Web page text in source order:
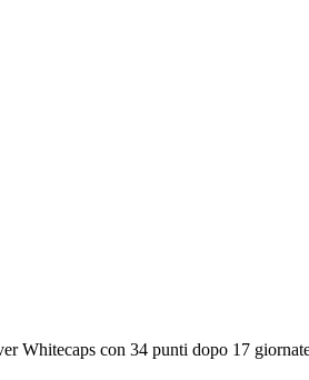
Whitecaps con 34 punti dopo 17